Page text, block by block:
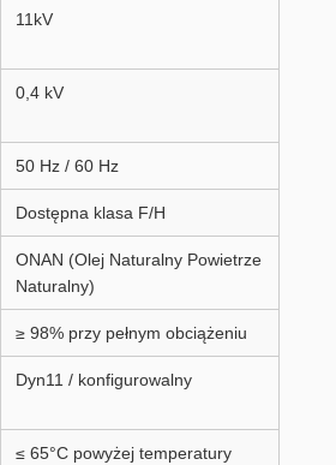
11kV
0,4 kV
50 Hz / 60 Hz
Dostępna klasa F/H
ONAN (Olej Naturalny Powietrze
Naturalny)
≥ 98% przy pełnym obciążeniu
Dyn11 / konfigurowalny
≤ 65°C powyżej temperatury